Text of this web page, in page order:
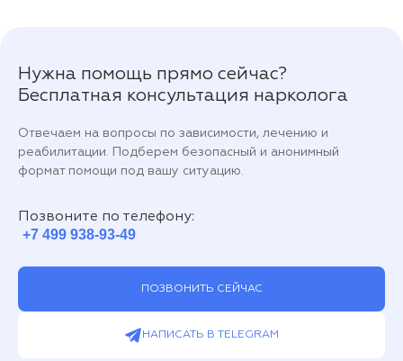
Нужна помощь прямо сейчас?
Бесплатная консультация нарколога
Отвечаем на вопросы по зависимости, лечению и
реабилитации. Подберем безопасный и анонимный
формат помощи под вашу ситуацию.
Позвоните по телефону:
+7 499 938-93-49
ПОЗВОНИТЬ СЕЙЧАС
НАПИСАТЬ В TELEGRAM